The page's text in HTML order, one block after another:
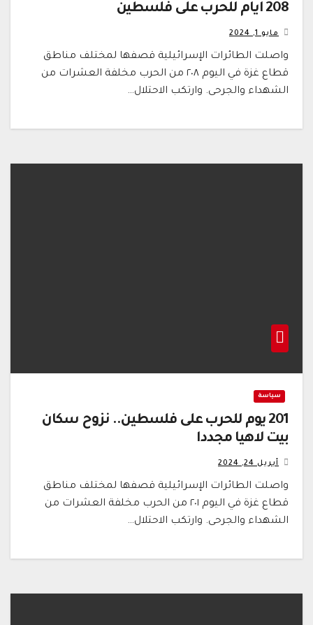
208 ايام للحرب على فلسطين
مايو 1, 2024
واصلت الطائرات الإسرائيلية قصفها لمختلف مناطق
قطاع غزة في اليوم ٢٠٨ من الحرب مخلفة العشرات من
الشهداء والجرحى. وارتكب الاحتلال…
سياسة
201 يوم للحرب على فلسطين.. نزوح سكان
بيت لاهيا مجددا
أبريل 24, 2024
واصلت الطائرات الإسرائيلية قصفها لمختلف مناطق
قطاع غزة في اليوم ٢٠١ من الحرب مخلفة العشرات من
الشهداء والجرحى. وارتكب الاحتلال…